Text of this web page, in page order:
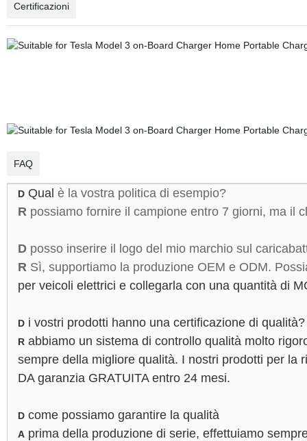
Certificazioni
FAQ
DQual è la vostra politica di esempio?
Rpossiamo fornire il campione entro 7 giorni, ma il
Dposso inserire il logo del mio marchio sul
RSì, supportiamo la produzione OEM e ODM.
per veicoli elettrici e collegarla con una quantità di
Di vostri prodotti hanno una certificazione di
Rabbiamo un sistema di controllo qualità molto
sempre della migliore qualità. I nostri prodotti per la
DA garanzia GRATUITA entro 24 mesi.
Dcome possiamo garantire la qualità
Aprima della produzione di serie, effettuiamo